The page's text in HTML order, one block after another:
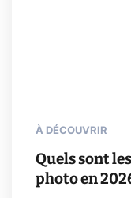
À DÉCOUVRIR
Quels sont
photo en